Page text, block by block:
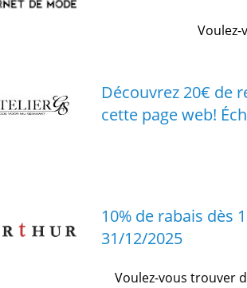
Découvrez 20€ de
cette page web!
10% de rabais dès
31/12/2025
Voulez-vous trouver